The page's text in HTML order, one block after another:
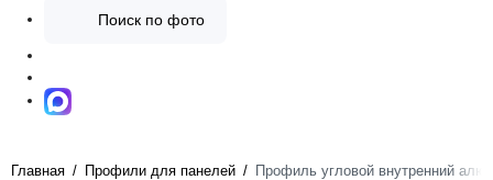
Поиск по фото
Главная Профили для панелей Профиль угловой внутренний